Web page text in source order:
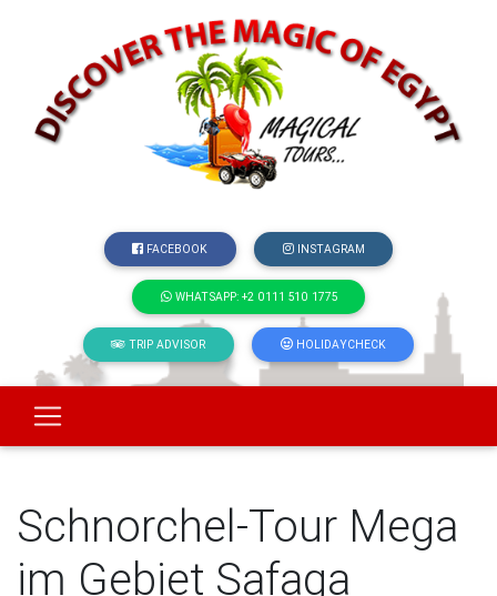
FACEBOOK INSTAGRAM
WHATSAPP: +2 0111 510 1775
TRIP ADVISOR HOLIDAYCHECK
Schnorchel-Tour Mega
im Gebiet Safaga